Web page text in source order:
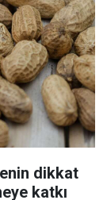
dikkat
katkı